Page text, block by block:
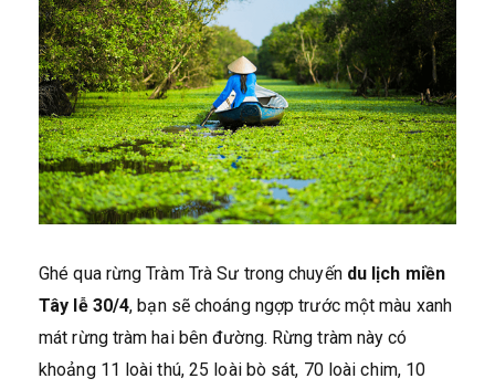
Ghé qua rừng Tràm Trà Sư trong chuyến du lịch miền
Tây lễ 30/4, bạn sẽ choáng ngợp trước một màu xanh
mát rừng tràm hai bên đường. Rừng tràm này có
khoảng 11 loài thú, 25 loài bò sát, 70 loài chim, 10